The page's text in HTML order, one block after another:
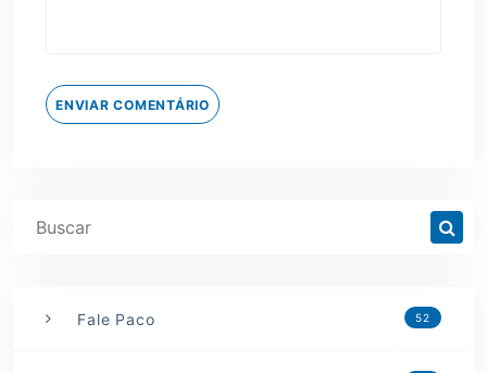
ENVIAR COMENTÁRIO
Fale Paco 52